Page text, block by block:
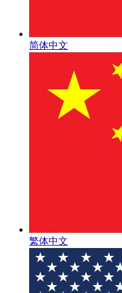
简体中文
繁体中文